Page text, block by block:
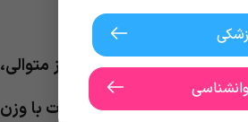
سه روز، نه بیشتر از دو روز متوالی،
تمرین با وزنه یا تمرینات با وزن